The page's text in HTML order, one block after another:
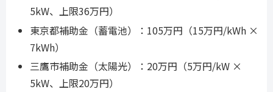
5kW、上限36万円）
東京都補助金（蓄電池）：105万円（15万円/kWh ×
7kWh）
三鷹市補助金（太陽光）：20万円（5万円/kW ×
5kW、上限20万円）